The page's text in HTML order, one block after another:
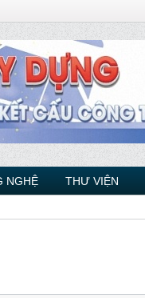
NGHỆ THƯ VIỆN